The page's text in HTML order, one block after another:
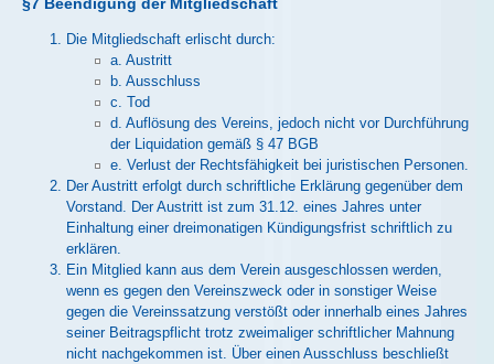
§7 Beendigung der Mitgliedschaft
Die Mitgliedschaft erlischt durch:
a. Austritt
b. Ausschluss
c. Tod
d. Auflösung des Vereins, jedoch nicht vor Durchführung
der Liquidation gemäß § 47 BGB
e. Verlust der Rechtsfähigkeit bei juristischen Personen.
Der Austritt erfolgt durch schriftliche Erklärung gegenüber dem
Vorstand. Der Austritt ist zum 31.12. eines Jahres unter
Einhaltung einer dreimonatigen Kündigungsfrist schriftlich zu
erklären.
Ein Mitglied kann aus dem Verein ausgeschlossen werden,
wenn es gegen den Vereinszweck oder in sonstiger Weise
gegen die Vereinssatzung verstößt oder innerhalb eines Jahres
seiner Beitragspflicht trotz zweimaliger schriftlicher Mahnung
nicht nachgekommen ist. Über einen Ausschluss beschließt